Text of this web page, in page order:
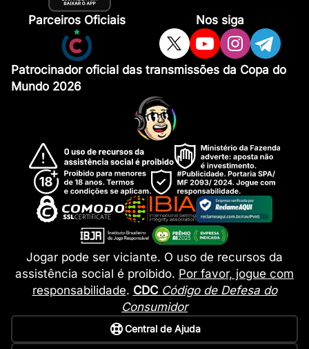
Parceiros Oficiais Nos siga
Patrocinador oficial das transmissões da Copa do
Mundo 2026
Jogar pode ser viciante. O uso de recursos da
assistência social é proibido. Por favor, jogue com
responsabilidade. CDC Código de Defesa do
Consumidor
Central de Ajuda